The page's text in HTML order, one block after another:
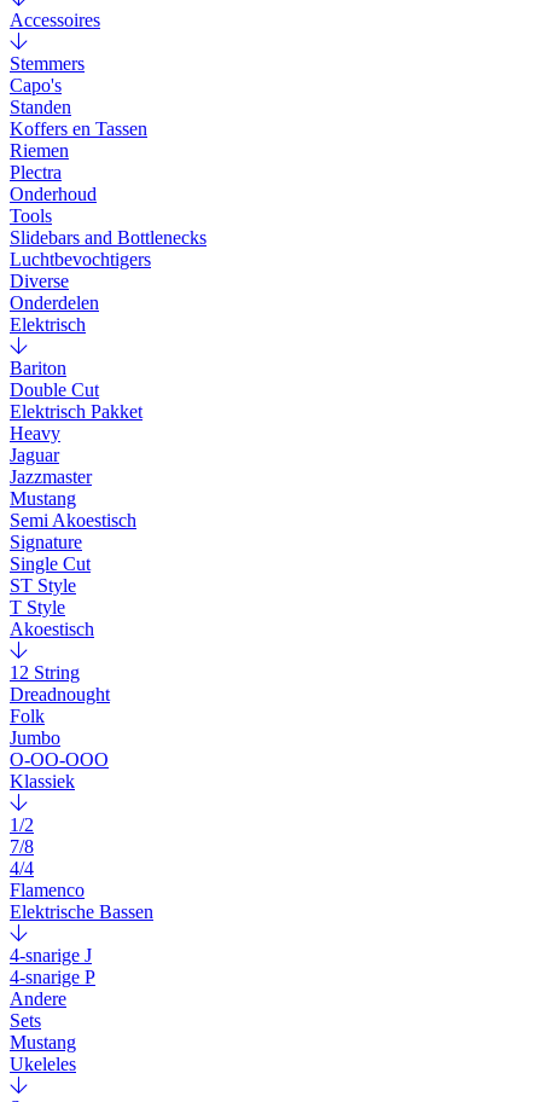
Accessoires
Stemmers
Capo's
Standen
Koffers en Tassen
Riemen
Plectra
Onderhoud
Tools
Slidebars and Bottlenecks
Luchtbevochtigers
Diverse
Onderdelen
Elektrisch
Bariton
Double Cut
Elektrisch Pakket
Heavy
Jaguar
Jazzmaster
Mustang
Semi Akoestisch
Signature
Single Cut
ST Style
T Style
Akoestisch
12 String
Dreadnought
Folk
Jumbo
O-OO-OOO
Klassiek
1/2
7/8
4/4
Flamenco
Elektrische Bassen
4-snarige J
4-snarige P
Andere
Sets
Mustang
Ukeleles